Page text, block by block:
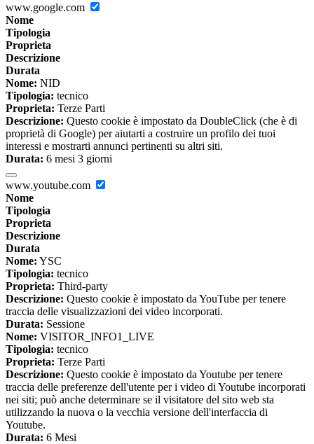
www.google.com
Nome
Tipologia
Proprieta
Descrizione
Durata
Nome: NID
Tipologia: tecnico
Proprieta: Terze Parti
Descrizione: Questo cookie è impostato da DoubleClick (che è di
proprietà di Google) per aiutarti a costruire un profilo dei tuoi
interessi e mostrarti annunci pertinenti su altri siti.
Durata: 6 mesi 3 giorni
www.youtube.com
Nome
Tipologia
Proprieta
Descrizione
Durata
Nome: YSC
Tipologia: tecnico
Proprieta: Third-party
Descrizione: Questo cookie è impostato da YouTube per tenere
traccia delle visualizzazioni dei video incorporati.
Durata: Sessione
Nome: VISITOR_INFO1_LIVE
Tipologia: tecnico
Proprieta: Terze Parti
Descrizione: Questo cookie è impostato da Youtube per tenere
traccia delle preferenze dell'utente per i video di Youtube incorporati
nei siti; può anche determinare se il visitatore del sito web sta
utilizzando la nuova o la vecchia versione dell'interfaccia di
Youtube.
Durata: 6 Mesi